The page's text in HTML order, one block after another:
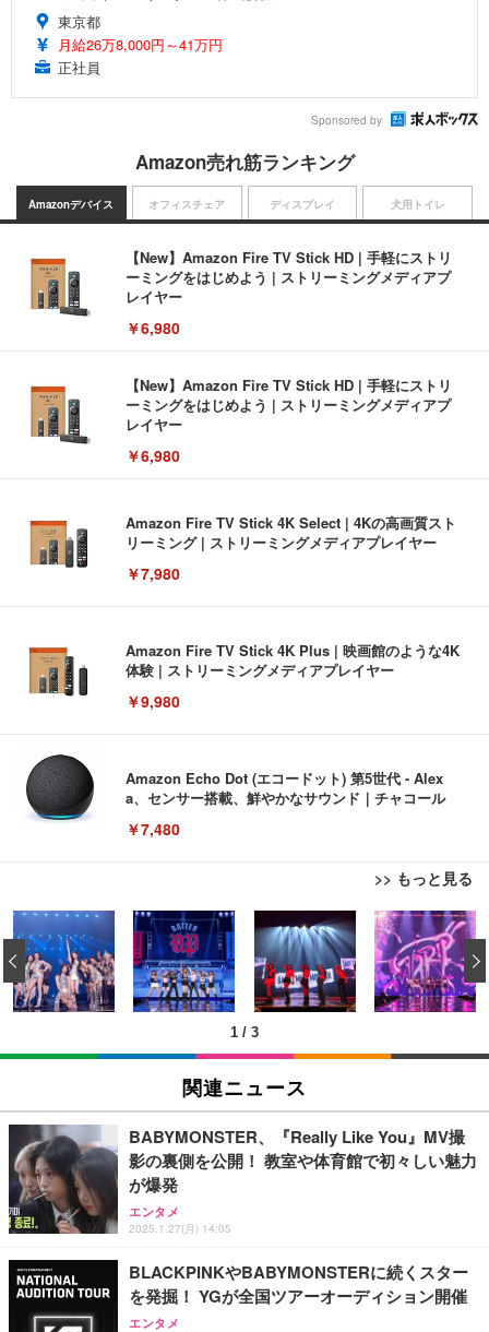
東京都
月給26万8,000円～41万円
正社員
Sponsored by
Amazon売れ筋ランキング
Amazonデバイス
【New】Amazon Fire TV Stick HD | 手軽にストリ
ーミングをはじめよう | ストリーミングメディアプ
レイヤー
￥6,980
【New】Amazon Fire TV Stick HD | 手軽にストリ
ーミングをはじめよう | ストリーミングメディアプ
レイヤー
￥6,980
Amazon Fire TV Stick 4K Select | 4Kの高画質スト
リーミング | ストリーミングメディアプレイヤー
￥7,980
Amazon Fire TV Stick 4K Plus | 映画館のような4K
体験 | ストリーミングメディアプレイヤー
￥9,980
Amazon Echo Dot (エコードット) 第5世代 - Alex
a、センサー搭載、鮮やかなサウンド｜チャコール
￥7,480
>> もっと見る
オフィスチェア
[EdoErgo] オフィスチェア 椅子 テレワーク 疲れな
い 跳ね上げ式アームレスト コンパクト 約105度ロッ
キング pc 事務椅子 360度回転 座面昇降 強化ナイロ
ン樹脂ベース 通気性メッシュ 在宅ワーク H-WY01
(黒網+黒枠+黒足)
￥5,699
SIHOO B100 オフィスチェア／デスクチェア メッシ
ュチェア 人間工学 疲れない ブラック
￥27,999
Sezlife オフィスチェア デスクチェア 疲れない テレ
ワーク チェア 強化バックレスト 30度ロッキング機
能 人間工学 椅子 腰サポート 90度跳ね上げ式アーム
レスト 3Dヘッドレスト ハンガー付き 高反発クッシ
務用 おしゃれ パソコンチェア (ブラック)
Sezlife オフィスチェア デスクチェア 疲れない テレ
ワーク チェア 強化バックレスト 30度ロッキング機
ディスプレイ
EIZO ビジネス向けプレミアムモニター | FlexScan
EV3240X-WT | 31.5型4K UHD・USB Type-C・ホワ
イト
￥105,595
EIZO ビジネス向けプレミアムモニター | FlexScan
￥109,572
【純正品】27"ゲーミングモニター DualSense 充電
フック付き（CFI-ZDM1J）
￥49,979
【整備済み品】Dell E2724HS 27インチ 液晶モニタ
ー フルHD（1920×1080）VA 非光沢 HDMI/DisplayP
犬用トイレ
Amazonベーシック ペットシーツ 薄型 レギュラー 1
回使い捨て 無香料 ホワイト 300枚
￥3,373
Amazonベーシック ペットシーツ 厚型 ワイド 42枚
x2袋(84枚) ホワイト(吸収面:ライトブルー)
￥3,234
ネオ・ルーライフ ネオ・オムツ L 中型犬用 26枚入
り 単品
￥1,800
Smart Basic(スマートベーシック) 【Amazon.co.jp
限定】 Smart Basic アイリスオーヤマ ペットシーツ
1 / 3
‹
関連ニュース
BABYMONSTER、『Really Like You』MV撮
影の裏側を公開！ 教室や体育館で初々しい魅力
が爆発
エンタメ
2025.1.27(月) 14:05
BLACKPINKやBABYMONSTERに続くスター
を発掘！ YGが全国ツアーオーディション開催
エンタメ